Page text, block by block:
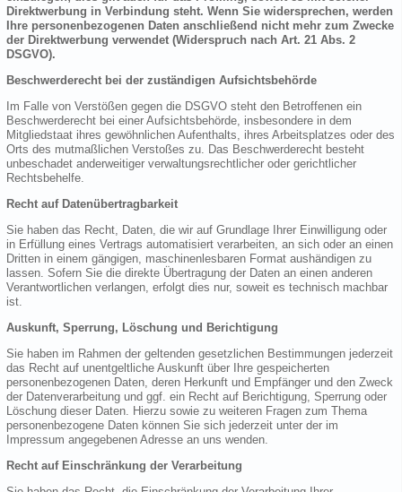
Direktwerbung in Verbindung steht. Wenn Sie widersprechen, werden
Ihre personenbezogenen Daten anschließend nicht mehr zum Zwecke
der Direktwerbung verwendet (Widerspruch nach Art. 21 Abs. 2
DSGVO).
Beschwerderecht bei der zuständigen Aufsichtsbehörde
Im Falle von Verstößen gegen die DSGVO steht den Betroffenen ein
Beschwerderecht bei einer Aufsichtsbehörde, insbesondere in dem
Mitgliedstaat ihres gewöhnlichen Aufenthalts, ihres Arbeitsplatzes oder des
Orts des mutmaßlichen Verstoßes zu. Das Beschwerderecht besteht
unbeschadet anderweitiger verwaltungsrechtlicher oder gerichtlicher
Rechtsbehelfe.
Recht auf Datenübertragbarkeit
Sie haben das Recht, Daten, die wir auf Grundlage Ihrer Einwilligung oder
in Erfüllung eines Vertrags automatisiert verarbeiten, an sich oder an einen
Dritten in einem gängigen, maschinenlesbaren Format aushändigen zu
lassen. Sofern Sie die direkte Übertragung der Daten an einen anderen
Verantwortlichen verlangen, erfolgt dies nur, soweit es technisch machbar
ist.
Auskunft, Sperrung, Löschung und Berichtigung
Sie haben im Rahmen der geltenden gesetzlichen Bestimmungen jederzeit
das Recht auf unentgeltliche Auskunft über Ihre gespeicherten
personenbezogenen Daten, deren Herkunft und Empfänger und den Zweck
der Datenverarbeitung und ggf. ein Recht auf Berichtigung, Sperrung oder
Löschung dieser Daten. Hierzu sowie zu weiteren Fragen zum Thema
personenbezogene Daten können Sie sich jederzeit unter der im
Impressum angegebenen Adresse an uns wenden.
Recht auf Einschränkung der Verarbeitung